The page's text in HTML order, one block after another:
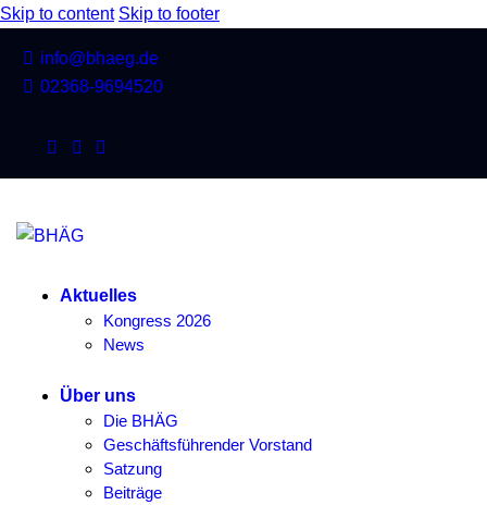
Skip to content Skip to footer
info@bhaeg.de
02368-9694520
Aktuelles
Kongress 2026
News
Über uns
Die BHÄG
Geschäftsführender Vorstand
Satzung
Beiträge